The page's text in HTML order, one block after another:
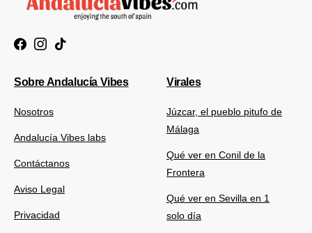
Sobre Andalucía Vibes
Nosotros
Andalucía Vibes labs
Contáctanos
Aviso Legal
Privacidad
Virales
Júzcar, el pueblo pitufo de
Málaga
Qué ver en Conil de la
Frontera
Qué ver en Sevilla en 1
solo día